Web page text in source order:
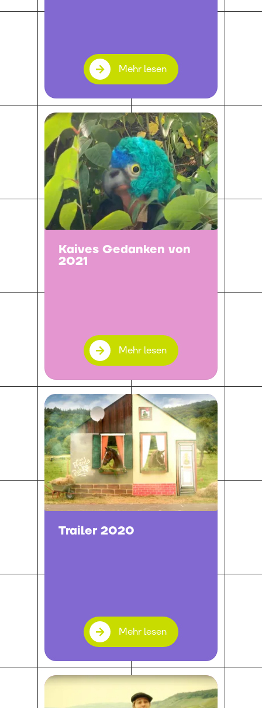
Mehr lesen
Kaives Gedanken von
2021
Mehr lesen
Trailer 2020
Mehr lesen